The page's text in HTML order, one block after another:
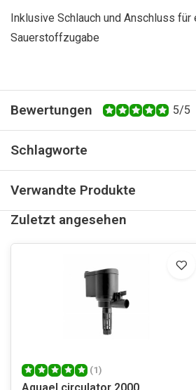
Inklusive Schlauch und Anschluss für
Sauerstoffzugabe
Bewertungen 5/5
Schlagworte
Verwandte Produkte
Zuletzt angesehen
(1)